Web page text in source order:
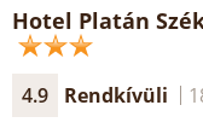
Hotel Platán
4.9 Rendkívüli